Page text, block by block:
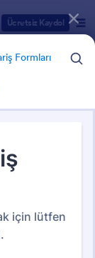
Ücretsiz Kaydol
Formları
Formları